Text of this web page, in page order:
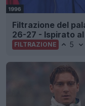
Filtrazione del
26-27 - Ispirato
FILTRAZIONE 5